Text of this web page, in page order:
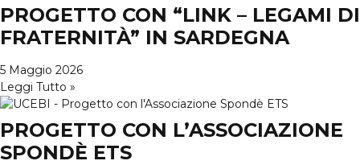
PROGETTO CON “LINK – LEGAMI DI
FRATERNITÀ” IN SARDEGNA
5 Maggio 2026
Leggi Tutto »
PROGETTO CON L’ASSOCIAZIONE
SPONDÈ ETS